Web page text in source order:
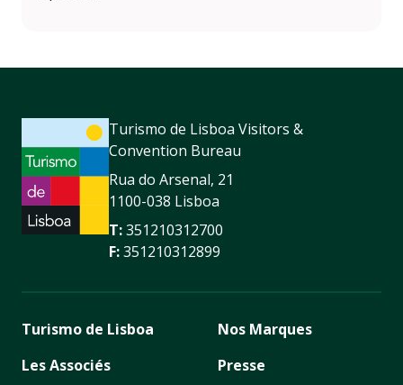
Turismo de Lisboa Visitors &
Convention Bureau
Rua do Arsenal, 21
1100-038 Lisboa
T:351210312700
F:351210312899
Turismo de Lisboa
Les Associés
Nos Marques
Presse